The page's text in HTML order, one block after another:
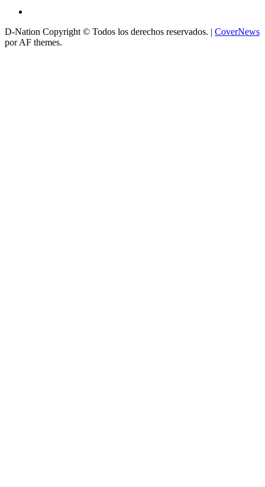
D-Nation Copyright © Todos los derechos reservados. | CoverNews
por AF themes.